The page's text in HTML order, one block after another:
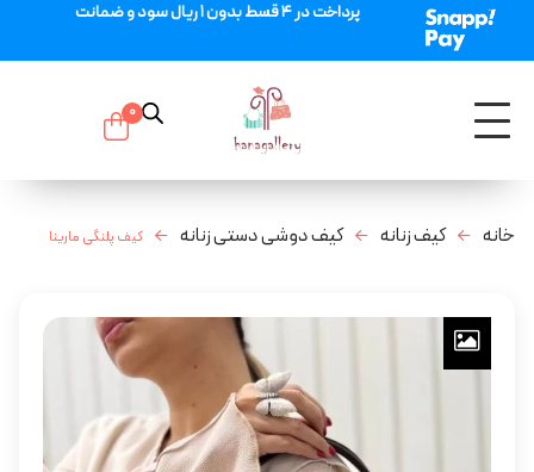
پرداخت در 4 قسط بدون 1 ریال سود و ضمانت
0
خانه کیف زنانه کیف دوشی دستی زنانه کیف پلنگی مارینا